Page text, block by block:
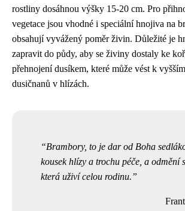
rostliny dosáhnou výšky 15-20 cm. Pro
vegetace jsou vhodné i speciální hnojiva na
obsahují vyvážený poměr živin. Důležité je
zapravit do půdy, aby se živiny dostaly ke
přehnojení dusíkem, které může vést k
dusičnanů v hlízách.
Brambory, to je dar od Boha
kousek hlízy a trochu péče, a odmění
která uživí celou rodinu.